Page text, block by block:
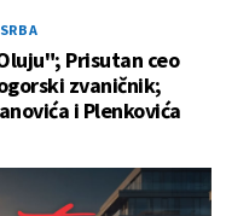
Prisutan ceo
zvaničnik;
i Plenkovića